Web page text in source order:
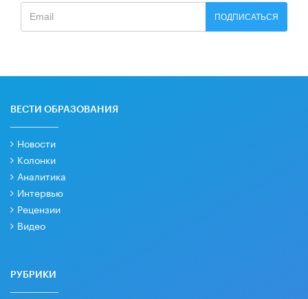
ПОДПИСАТЬСЯ
ВЕСТИ ОБРАЗОВАНИЯ
Новости
Колонки
Аналитика
Интервью
Рецензии
Видео
РУБРИКИ